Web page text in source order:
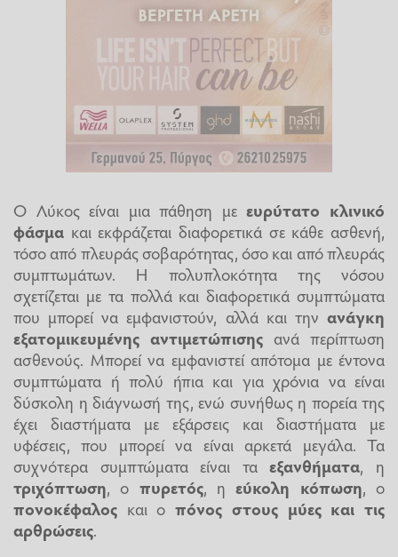
Ο Λύκος είναι μια πάθηση μεευρύτατο κλινικό
φάσμα και εκφράζεται διαφορετικά σε κάθε ασθενή,
τόσο από πλευράς σοβαρότητας, όσο και από πλευράς
συμπτωμάτων. Η πολυπλοκότητα της νόσου
σχετίζεται με τα πολλά και διαφορετικά συμπτώματα
που μπορεί να εμφανιστούν, αλλά και την ανάγκη
εξατομικευμένης αντιμετώπισης ανά περίπτωση
ασθενούς. Μπορεί να εμφανιστεί απότομα με έντονα
συμπτώματα ή πολύ ήπια και για χρόνια να είναι
δύσκολη η διάγνωσή της, ενώ συνήθως η πορεία της
έχει διαστήματα με εξάρσεις και διαστήματα με
υφέσεις, που μπορεί να είναι αρκετά μεγάλα. Τα
συχνότερα συμπτώματα είναι ταεξανθήματα, η
τριχόπτωση, ο πυρετός, ηεύκολη κόπωση, ο
πονοκέφαλος και οπόνος στους μύες και τις
αρθρώσεις.